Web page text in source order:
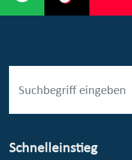
Schnelleinstieg